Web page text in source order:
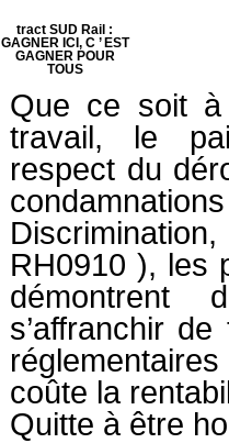
tract SUD Rail :
GAGNER ICI, C ’ EST
GAGNER POUR
TOUS
Que ce soit
travail, le
respect du
RH0910 ), les
démontrent
s’affranchir
coûte la
Quitte à être